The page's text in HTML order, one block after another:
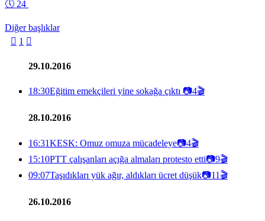
🕔 24
Diğer başlıklar
 1 
29.10.2016
18:30Eğitim emekçileri yine sokağa çıktı 📷4🎬
28.10.2016
16:31KESK: Omuz omuza mücadeleye📷4🎬
15:10PTT çalışanları açığa almaları protesto etti📷9🎬
09:07Taşıdıkları yük ağır, aldıkları ücret düşük📷11 🎬
26.10.2016